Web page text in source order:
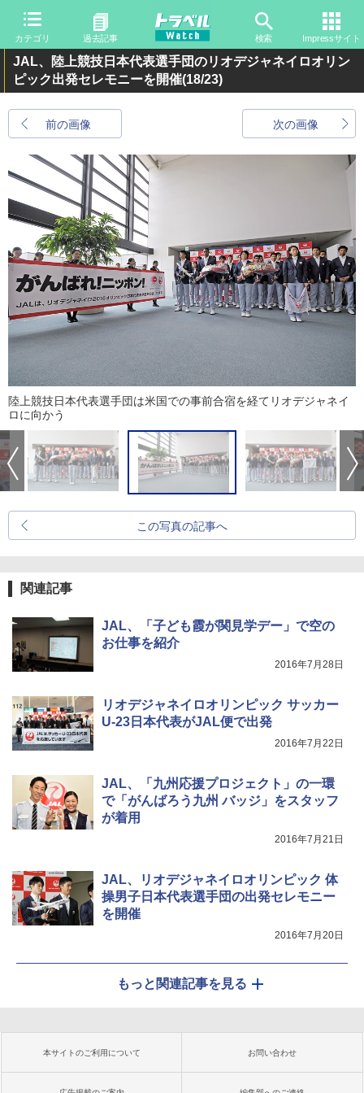
カテゴリ 過去記事 検索 Impressサイト
JAL、陸上競技日本代表選手団のリオデジャネイロオリン
ピック出発セレモニーを開催(18/23)
前の画像 次の画像
陸上競技日本代表選手団は米国での事前合宿を経てリオデジャネイ
ロに向かう
この写真の記事へ
関連記事
JAL、「子ども霞が関見学デー」で空の
お仕事を紹介
2016年7月28日
リオデジャネイロオリンピック サッカー
U-23日本代表がJAL便で出発
2016年7月22日
JAL、「九州応援プロジェクト」の一環
で「がんばろう九州 バッジ」をスタッフ
が着用
2016年7月21日
JAL、リオデジャネイロオリンピック 体
操男子日本代表選手団の出発セレモニー
を開催
2016年7月20日
もっと関連記事を見る
本サイトのご利用について お問い合わせ